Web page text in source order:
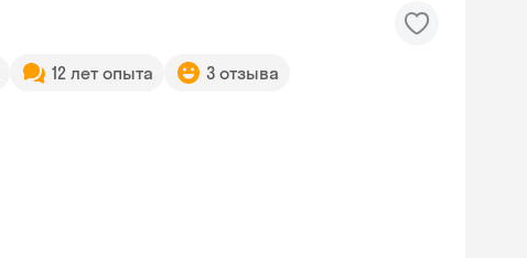
12 лет опыта 3 отзыва